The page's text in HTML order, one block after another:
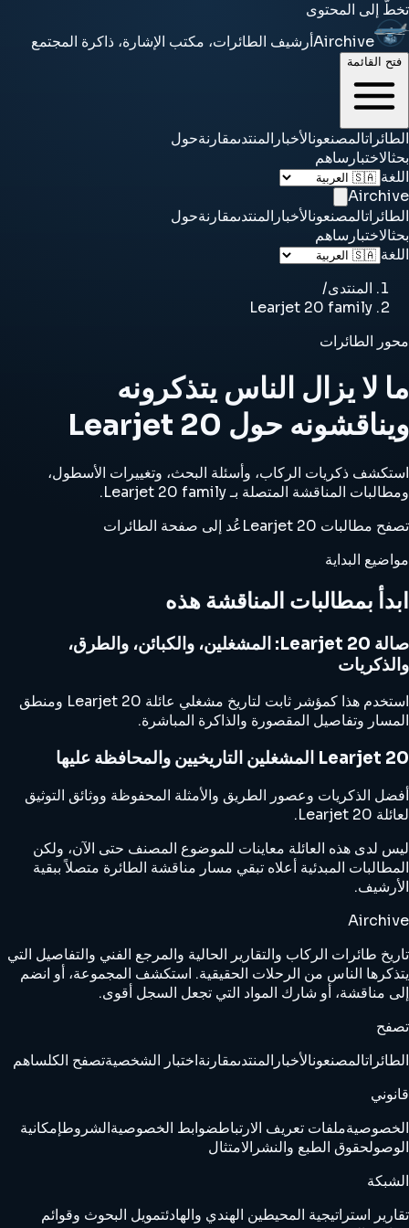
تخطَّ إلى المحتوى
Airchiveأرشيف الطائرات، مكتب الإشارة، ذاكرة المجتمع
فتح القائمة
الطائراتالمصنعونالأخبار المنتدىمقارنةحول
بحثالاختبار ساهم
اللغة
Airchive
الطائراتالمصنعونالأخبار المنتدىمقارنةحول
بحثالاختبار ساهم
اللغة
المنتدى/
Learjet 20 family
محور الطائرات
ما لا يزال الناس يتذكرونه
ويناقشونه حول Learjet 20
استكشف ذكريات الركاب، وأسئلة البحث، وتغييرات الأسطول،
ومطالبات المناقشة المتصلة بـ Learjet 20 family.
تصفح مطالبات Learjet 20
عُد إلى صفحة الطائرات
مواضيع البداية
ابدأ بمطالبات المناقشة هذه
صالة Learjet 20: المشغلين، والكبائن، والطرق،
والذكريات
استخدم هذا كمؤشر ثابت لتاريخ مشغلي عائلة Learjet 20 ومنطق
المسار وتفاصيل المقصورة والذاكرة المباشرة.
Learjet 20 المشغلين التاريخيين والمحافظة عليها
أفضل الذكريات وعصور الطريق والأمثلة المحفوظة ووثائق التوثيق
لعائلة Learjet 20.
ليس لدى هذه العائلة معاينات للموضوع المصنف حتى الآن، ولكن
المطالبات المبدئية أعلاه تبقي مسار مناقشة الطائرة متصلاً ببقية
الأرشيف.
Airchive
تاريخ طائرات الركاب والتقارير الحالية والمرجع الفني والتفاصيل التي
يتذكرها الناس من الرحلات الحقيقية. استكشف المجموعة، أو انضم
إلى مناقشة، أو شارك المواد التي تجعل السجل أقوى.
تصفح
الطائراتالمصنعونالأخبار المنتدىمقارنةاختبار الشخصيةتصفح الكلساهم
قانوني
الخصوصيةملفات تعريف الارتباطضوابط الخصوصيةالشروطإمكانية
الوصولحقوق الطبع والنشر الامتثال
الشبكة
تقارير استراتيجية المحيطين الهندي والهادئتمويل البحوث وقوائم